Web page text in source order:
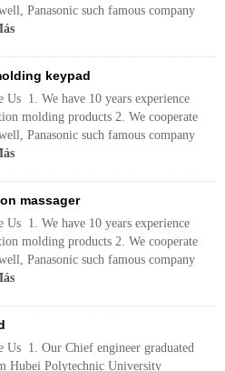
Panasonic such famous company
keypad
Us 1. We have 10 years experience
molding products 2. We cooperate
Panasonic such famous company
massager
Us 1. We have 10 years experience
molding products 2. We cooperate
Panasonic such famous company
Us 1. Our Chief engineer graduated
Hubei Polytechnic University